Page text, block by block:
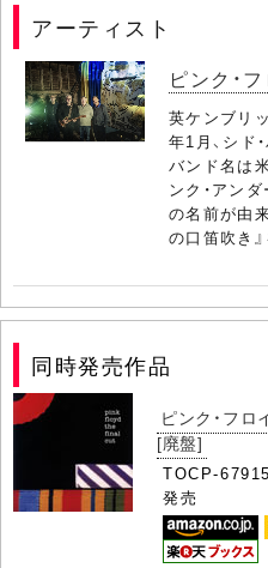
アーティスト
ピンク・
英ケンブリ
年1月、シド
バンド名は
ンク・アン
の名前が由
の口笛吹き
同時発売作品
ピンク・フ
[廃盤]
TOCP-
発売